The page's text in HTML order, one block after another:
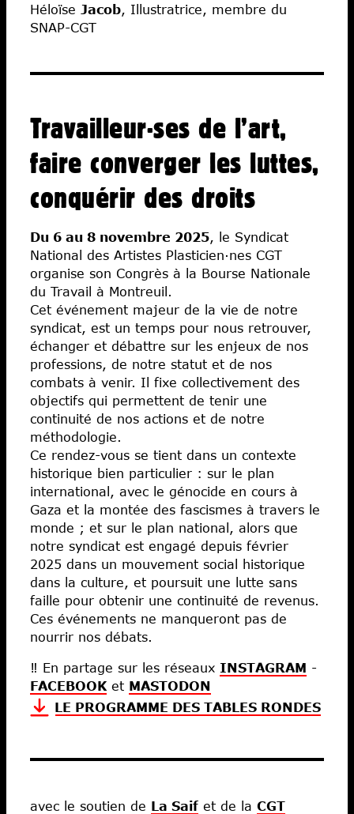
Héloïse Jacob, Illustratrice, membre du
SNAP-CGT
Travailleur·ses de l’art,
faire converger les luttes,
conquérir des droits
Du 6 au 8 novembre 2025, le Syndicat
National des Artistes Plasticien·nes CGT
organise son Congrès à la Bourse Nationale
du Travail à Montreuil.
Cet événement majeur de la vie de notre
syndicat, est un temps pour nous retrouver,
échanger et débattre sur les enjeux de nos
professions, de notre statut et de nos
combats à venir. Il fixe collectivement des
objectifs qui permettent de tenir une
continuité de nos actions et de notre
méthodologie.
Ce rendez-vous se tient dans un contexte
historique bien particulier : sur le plan
international, avec le génocide en cours à
Gaza et la montée des fascismes à travers le
monde ; et sur le plan national, alors que
notre syndicat est engagé depuis février
2025 dans un mouvement social historique
dans la culture, et poursuit une lutte sans
faille pour obtenir une continuité de revenus.
Ces événements ne manqueront pas de
nourrir nos débats.
‼ En partage sur les réseaux INSTAGRAM -
FACEBOOK et MASTODON
LE PROGRAMME DES TABLES RONDES
avec le soutien de La Saif et de la CGT